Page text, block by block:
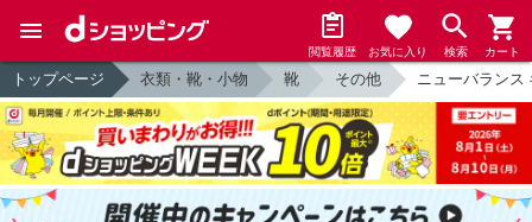
閲覧履歴 お気に入り 検索 カート
トップページ 衣類・靴・小物 靴 その他 ニューバランス